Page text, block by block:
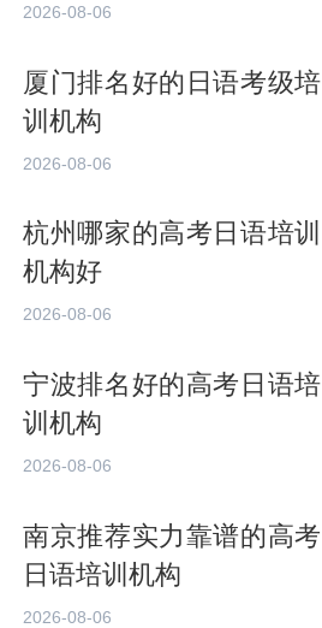
2026-08-06
厦门排名好的日语考级培
训机构
2026-08-06
杭州哪家的高考日语培训
机构好
2026-08-06
宁波排名好的高考日语培
训机构
2026-08-06
南京推荐实力靠谱的高考
日语培训机构
2026-08-06